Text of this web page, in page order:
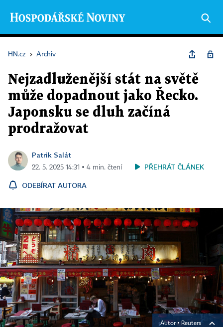
HN.cz › Archiv
Nejzadluženější stát na světě
může dopadnout jako Řecko.
Japonsku se dluh začíná
prodražovat
Patrik Salát
22. 5. 2025 14:31 ▪ 4 min. čtení PŘEHRÁT ČLÁNEK
ODEBÍRAT AUTORA
Autor ▪ Reuters